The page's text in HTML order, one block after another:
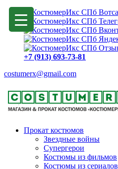
+7 (913) 693-73-81
costumerx@gmail.com
Прокат костюмов
Звездные войны
Супергерои
Костюмы из фильмов
Костюмы из сериалов